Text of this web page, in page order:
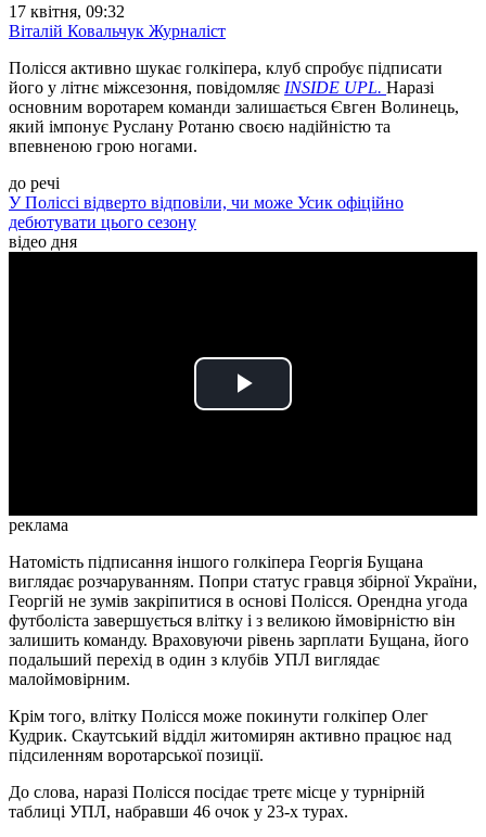
17 квітня, 09:32
Віталій Ковальчук Журналіст
Полісся активно шукає голкіпера, клуб спробує підписати
його у літнє міжсезоння, повідомляє INSIDE UPL. Наразі
основним воротарем команди залишається Євген Волинець,
який імпонує Руслану Ротаню своєю надійністю та
впевненою грою ногами.
до речі
У Поліссі відверто відповіли, чи може Усик офіційно
дебютувати цього сезону
відео дня
Play
реклама
Натомість підписання іншого голкіпера Георгія Бущана
виглядає розчаруванням. Попри статус гравця збірної України,
Георгій не зумів закріпитися в основі Полісся. Орендна угода
футболіста завершується влітку і з великою ймовірністю він
залишить команду. Враховуючи рівень зарплати Бущана, його
подальший перехід в один з клубів УПЛ виглядає
малоймовірним.
Крім того, влітку Полісся може покинути голкіпер Олег
Кудрик. Скаутський відділ житомирян активно працює над
підсиленням воротарської позиції.
До слова, наразі Полісся посідає третє місце у турнірній
таблиці УПЛ, набравши 46 очок у 23-х турах.